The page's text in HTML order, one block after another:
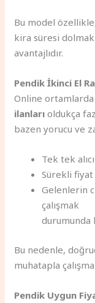
Bu model
kira süresi
avantajlıdır.
Pendik İkinci El
Online ortamlarda
ilanları oldukça
bazen yorucu ve
Tek tek
Sürekli fiyat
Gelenlerin
çalışmak
durumunda
Bu nedenle,
muhatapla
Pendik Uygun